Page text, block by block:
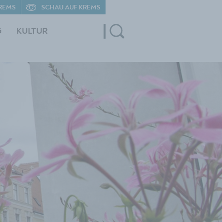
KULTUR
SCHAU AUF KREMS